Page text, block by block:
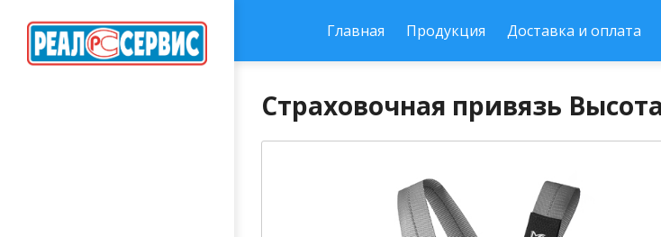
Главная Продукция Доставка и оплата
Страховочная привязь